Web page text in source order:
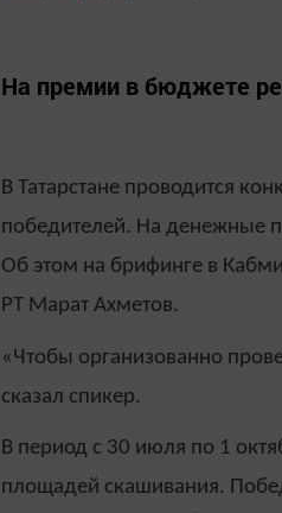
На премии в бюджете
В Татарстане проводится
победителей. На денежные
Об этом на брифинге в
РТ Марат Ахметов.
«Чтобы организованно
сказал спикер.
В период с 30 июля по 1
площадей скашивания.